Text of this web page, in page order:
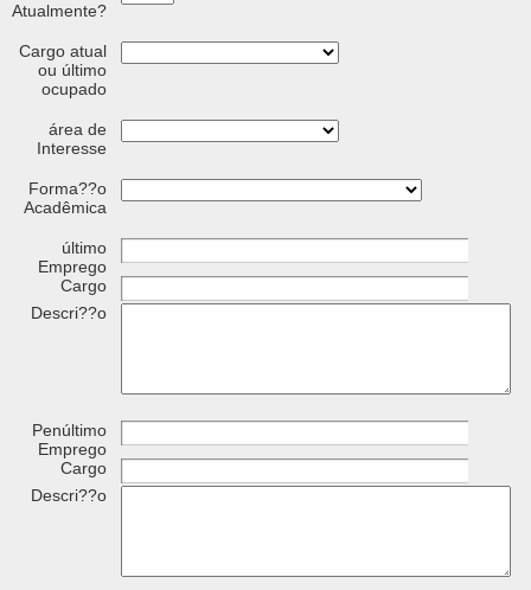
Atualmente?
Cargo atual
ou último
ocupado
área de
Interesse
Forma??o
Acadêmica
último
Emprego
Cargo
Descri??o
Penúltimo
Emprego
Cargo
Descri??o